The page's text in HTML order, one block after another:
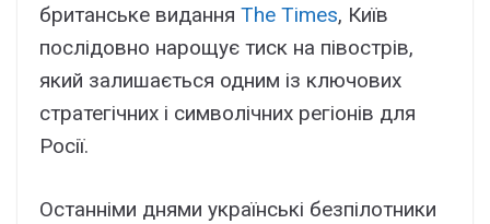
британське видання The Times, Київ
послідовно нарощує тиск на півострів,
який залишається одним із ключових
стратегічних і символічних регіонів для
Росії.
Останніми днями українські безпілотники